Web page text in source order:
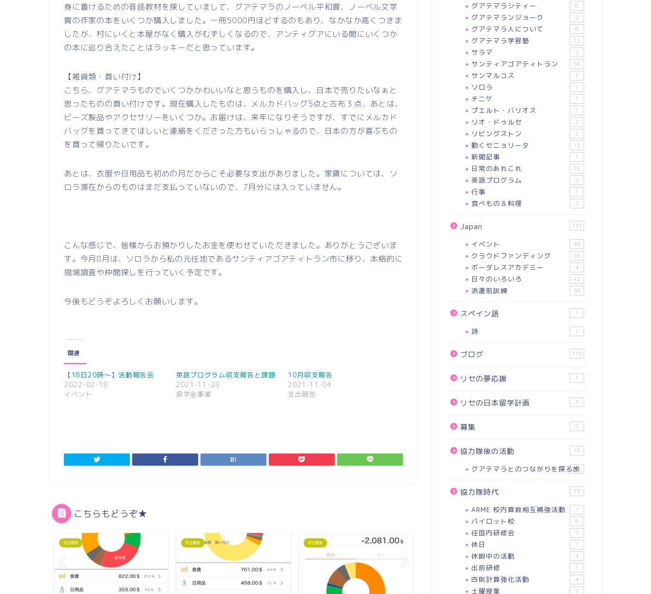
身に着けるための音読教材を探していまして、グアテマラのノーベル平和賞、ノーベル文学
賞の作家の本をいくつか購入しました。一冊5000円ほどするのもあり、なかなか高くつきま
したが、村にいくと本屋がなく購入がむずしくなるので、アンティグアにいる間にいくつか
の本に巡り合えたことはラッキーだと思っています。
【雑貨類・買い付け】
こちら、グアテマラものでいくつかかわいいなと思うものを購入し、日本で売りたいなぁと
思ったものの買い付けです。現在購入したものは、メルカドバッグ5点と古布３点、あとは、
ビーズ製品やアクセサリーをいくつか。お届けは、来年になりそうですが、すでにメルカド
バッグを買ってきてほしいと連絡をくださった方もいらっしゃるので、日本の方が喜ぶもの
を買って帰りたいです。
あとは、衣服や日用品も初めの月だからこそ必要な支出がありました。家賃については、ソ
ロラ滞在からのものはまだ支払っていないので、7月分には入っていません。
こんな感じで、皆様からお預かりしたお金を使わせていただきました。ありがとうございま
す。今月8月は、ソロラから私の元任地であるサンティアゴアティトラン市に移り、本格的に
現場調査や仲間探しを行っていく予定です。
今後もどうぞよろしくお願いします。
関連
【18日20時～】活動報告会
2022-02-18
イベント
英語プログラム収支報告と課題
2021-11-28
奨学金事業
10月収支報告
2021-11-04
支出報告
こちらもどうぞ★
支出報告 支出報告 支出報告
グアテマラシティー 6
グアテマランジョーク 2
グアテマラ人について 6
グアテマラ学習塾 12
サラマ 2
サンティアゴアティトラン 50
サンマルコス 1
ソロラ 1
チニケ 1
プエルト・バリオス 1
リオ・ドゥルセ 2
リビングストン 2
動くセニョリータ 13
新聞記事 1
日常のあれこれ 10
英語プログラム 2
行事 1
食べもの＆料理 2
Japan 131
イベント 40
クラウドファンディング 10
ボーダレスアカデミー 4
日々のいろいろ 42
派遣前訓練 38
スペイン語 1
詩 1
ブログ 115
リセの夢応援 1
リセの日本留学計画 3
募集 8
協力隊後の活動 18
グアテマラとのつながりを探る旅
18
協力隊時代 73
ARME 校内算数相互補強活動 7
パイロット校 6
任国内研修会 7
休日 7
休暇中の活動 4
出前研修 1
四則計算強化活動 4
土曜授業 3